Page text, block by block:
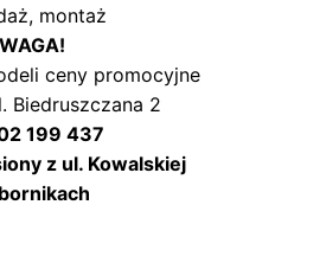
montaż
ceny promocyjne
Biedruszczana 2
199 437
z ul. Kowalskiej